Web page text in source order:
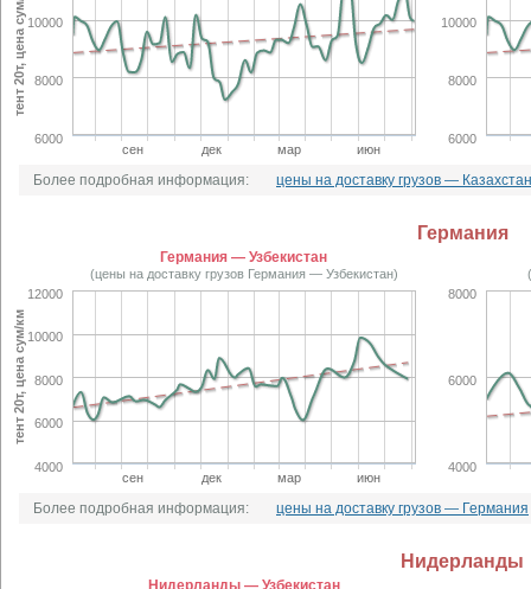
сен дек мар июн
6000
8000
10000
тент 20т, цена сум/км
6000
8000
10000
Более подробная информация: цены на доставку грузов — Казахстан
Германия
Германия — Узбекистан
(цены на доставку грузов Германия — Узбекистан)
сен дек мар июн
4000
6000
8000
10000
12000
тент 20т, цена сум/км
4000
6000
8000
Более подробная информация: цены на доставку грузов — Германия
Нидерланды
Нидерланды — Узбекистан